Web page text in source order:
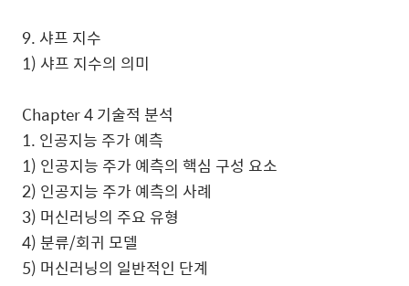
9. 샤프 지수
1) 샤프 지수의 의미
Chapter 4 기술적 분석
1. 인공지능 주가 예측
1) 인공지능 주가 예측의 핵심 구성 요소
2) 인공지능 주가 예측의 사례
3) 머신러닝의 주요 유형
4) 분류/회귀 모델
5) 머신러닝의 일반적인 단계